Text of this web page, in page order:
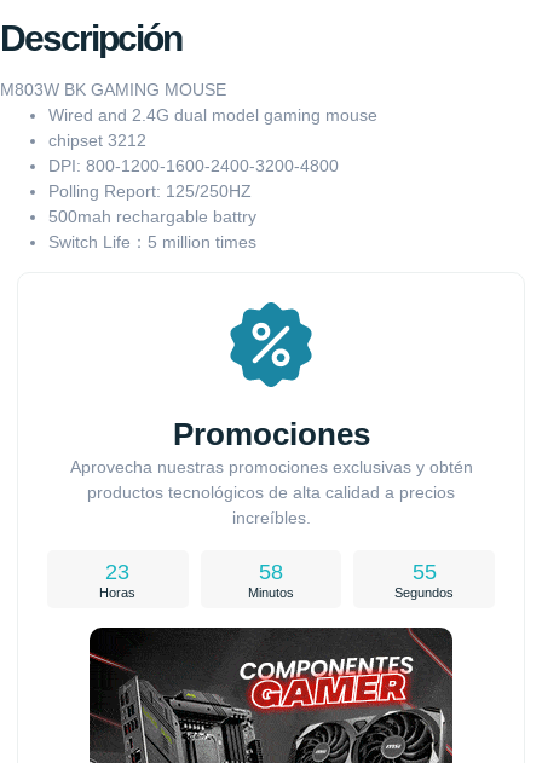
Descripción
M803W BK GAMING MOUSE
Wired and 2.4G dual model gaming mouse
chipset 3212
DPI: 800-1200-1600-2400-3200-4800
Polling Report: 125/250HZ
500mah rechargable battry
Switch Life：5 million times
Promociones
Aprovecha nuestras promociones exclusivas y obtén
productos tecnológicos de alta calidad a precios
increíbles.
23
Horas
58
Minutos
54
Segundos